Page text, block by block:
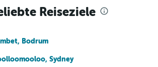
Reiseziele
Bodrum
Sydney